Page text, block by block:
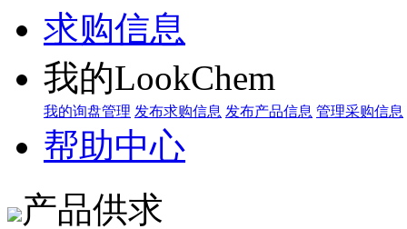
求购信息
我的LookChem
我的询盘管理 发布求购信息 发布产品信息 管理采购信息
帮助中心
产品供求